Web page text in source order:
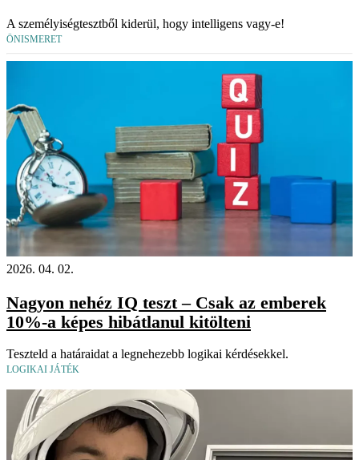
A személyiségtesztből kiderül, hogy intelligens vagy-e!
ÖNISMERET
2026. 04. 02.
Nagyon nehéz IQ teszt – Csak az emberek
10%-a képes hibátlanul kitölteni
Teszteld a határaidat a legnehezebb logikai kérdésekkel.
LOGIKAI JÁTÉK